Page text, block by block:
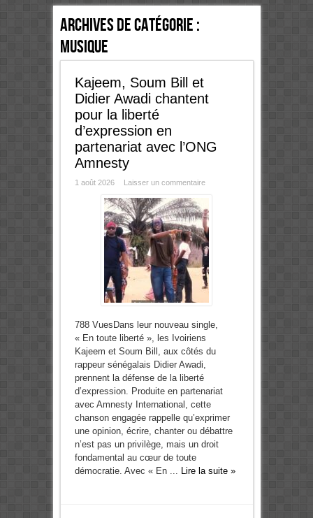
Archives de catégorie :
Musique
Kajeem, Soum Bill et
Didier Awadi chantent
pour la liberté
d’expression en
partenariat avec l’ONG
Amnesty
1 août 2026 Laisser un commentaire
788 VuesDans leur nouveau single,
« En toute liberté », les Ivoiriens
Kajeem et Soum Bill, aux côtés du
rappeur sénégalais Didier Awadi,
prennent la défense de la liberté
d’expression. Produite en partenariat
avec Amnesty International, cette
chanson engagée rappelle qu’exprimer
une opinion, écrire, chanter ou débattre
n’est pas un privilège, mais un droit
fondamental au cœur de toute
démocratie. Avec « En ... Lire la suite »